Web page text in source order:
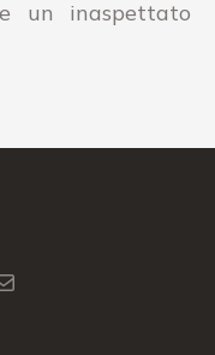
un inaspettato